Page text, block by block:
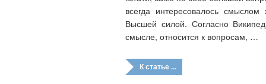
всегда интересовалось
Высшей силой. Согласно
смысле, относится к вопросам, …
К статье ...